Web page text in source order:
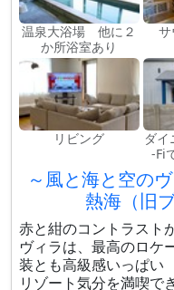
温泉大浴場 他に２
か所浴室あり
サ
リビング
ダ
-Fi
～風と海と空の
熱海（旧
赤と紺のコントラスト
ヴィラは、最高のロケ
装とも高級感いっぱい
リゾート気分を満喫で